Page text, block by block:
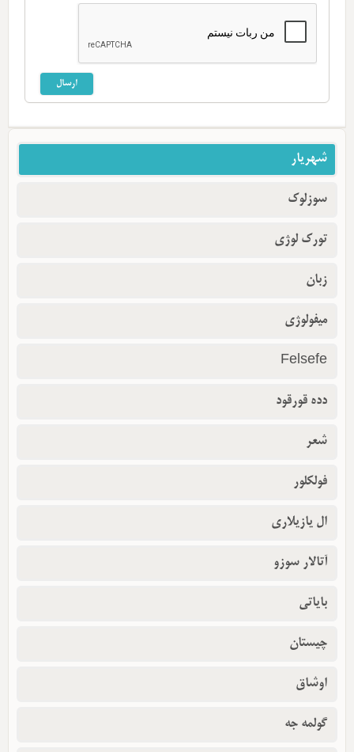
شهریار
سوزلوک
تورک لوژی
زبان
میفولوژی
Felsefe
دده قورقود
شعر
فولکلور
ال یازیلاری
آتالار سوزو
بایاتی
چیستان
اوشاق
گولمه جه